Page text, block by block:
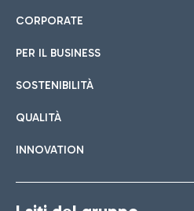
CORPORATE
PER IL BUSINESS
SOSTENIBILITÀ
QUALITÀ
INNOVATION